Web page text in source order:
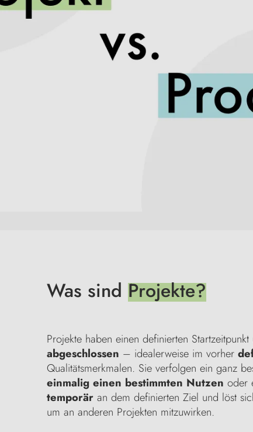
Was sind Projekte?
Projekte haben einen definierten
abgeschlossen – idealerweise im vorher
Qualitätsmerkmalen. Sie verfolgen ein ganz
einmalig einen bestimmten Nutzen oder
temporär an dem definierten Ziel und löst
um an anderen Projekten mitzuwirken.